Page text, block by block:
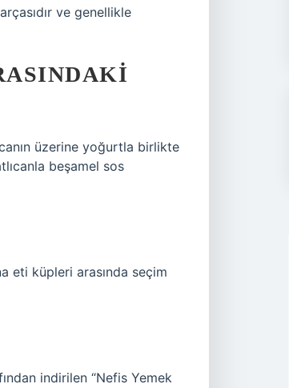
ve genellikle
üzerine yoğurtla birlikte
beşamel sos
eti küpleri arasında seçim
indirilen “Nefis Yemek